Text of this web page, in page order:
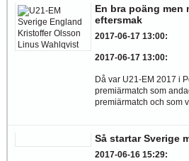
En bra poäng men
eftersmak
2017-06-17 13:00:
2017-06-17 13:00:
Då var U21-EM 2017 i
premiärmatch som
premiärmatch och som
Så startar Sverige
2017-06-16 15:29: